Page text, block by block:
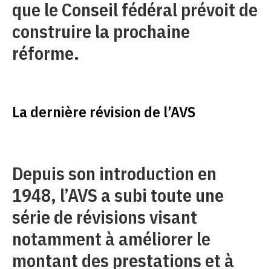
que le Conseil fédéral prévoit de
construire la prochaine
réforme.
La dernière révision de l’AVS
Depuis son introduction en
1948, l’AVS a subi toute une
série de révisions visant
notamment à améliorer le
montant des prestations et à